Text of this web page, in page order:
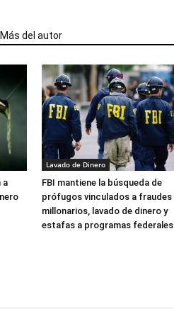
Más del autor
a
Lavado de Dinero
FBI mantiene la búsqueda de
prófugos vinculados a fraudes
millonarios, lavado de dinero y
estafas a programas federales